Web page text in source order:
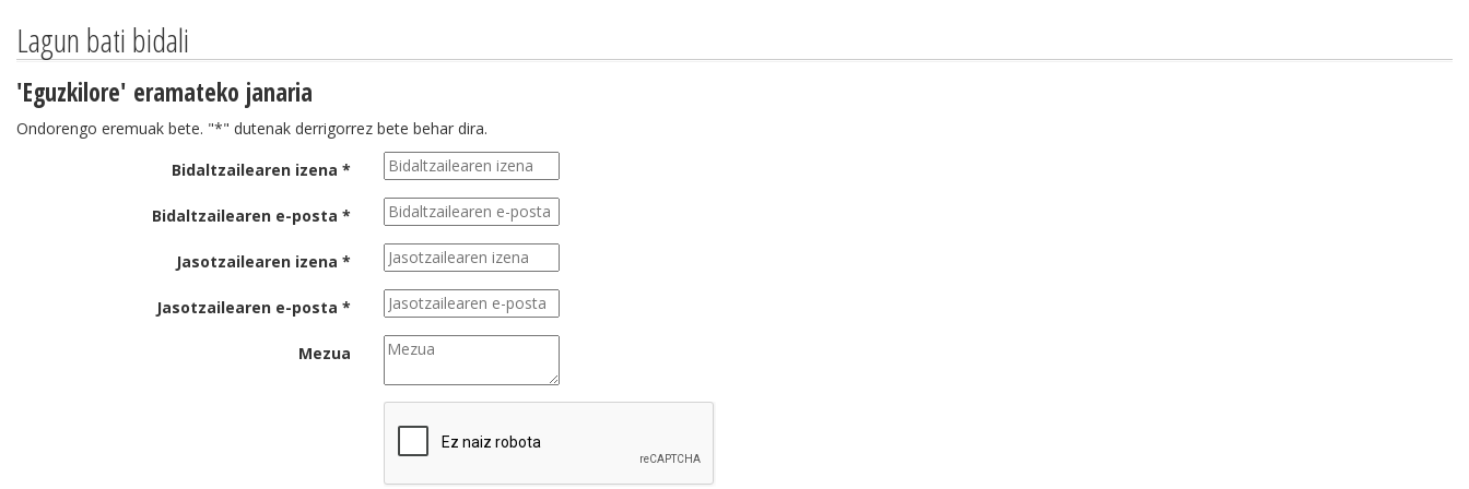
Lagun bati bidali
'Eguzkilore' eramateko janaria
Ondorengo eremuak bete. "*" dutenak derrigorrez bete behar dira.
Bidaltzailearen izena *
Bidaltzailearen e-posta *
Jasotzailearen izena *
Jasotzailearen e-posta *
Mezua